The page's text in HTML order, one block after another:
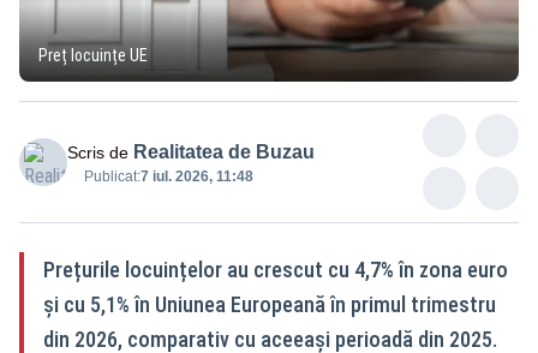
Preț locuințe UE
Scris de Realitatea de Buzau
Publicat:7 iul. 2026, 11:48
Prețurile locuințelor au crescut cu 4,7% în zona euro
și cu 5,1% în Uniunea Europeană în primul trimestru
din 2026, comparativ cu aceeași perioadă din 2025.